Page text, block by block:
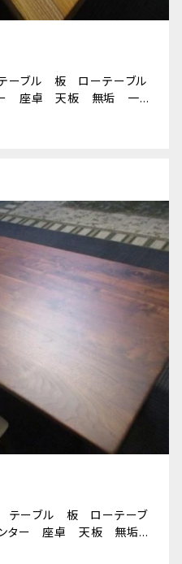
ブル 板 ローテーブル
ー 座卓 天板 無垢 一枚
テーブル 板 ローテーブ
ンター 座卓 天板 無垢